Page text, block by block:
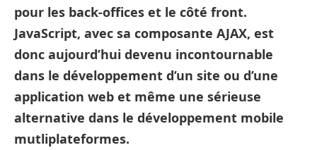
pour les back-offices et le côté front.
JavaScript, avec sa composante AJAX, est
donc aujourd’hui devenu incontournable
dans le développement d’un site ou d’une
application web et même une sérieuse
alternative dans le développement mobile
mutliplateformes.